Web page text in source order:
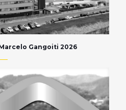
Gangoiti 2026